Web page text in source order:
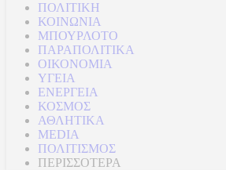
ΠΟΛΙΤΙΚΗ
ΚΟΙΝΩΝΙΑ
ΜΠΟΥΡΛΟΤΟ
ΠΑΡΑΠΟΛΙΤΙΚΑ
ΟΙΚΟΝΟΜΙΑ
ΥΓΕΙΑ
ΕΝΕΡΓΕΙΑ
ΚΟΣΜΟΣ
ΑΘΛΗΤΙΚΑ
MEDIA
ΠΟΛΙΤΙΣΜΟΣ
ΠΕΡΙΣΣΟΤΕΡΑ